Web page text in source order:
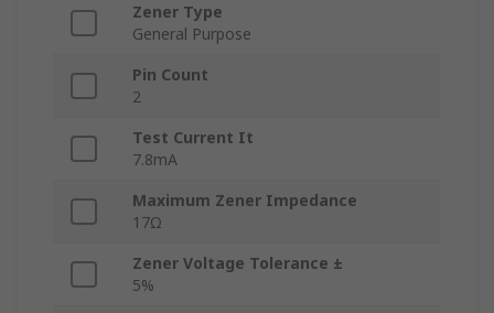
Zener Type
General Purpose
Pin Count
2
Test Current It
7.8mA
Maximum Zener Impedance
17Ω
Zener Voltage Tolerance ±
5%